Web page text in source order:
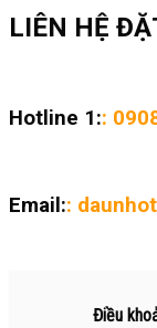
LIÊN HỆ
Hotline 1::
Email::
Điều